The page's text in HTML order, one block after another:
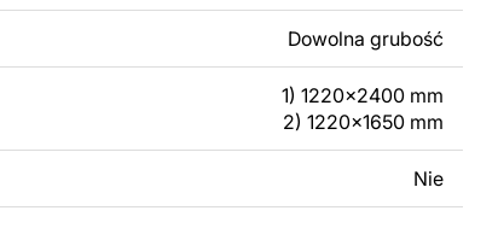
Dowolna grubość
1) 1220x2400 mm
2) 1220x1650 mm
Nie